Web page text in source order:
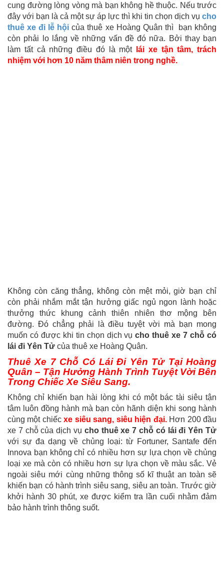
cung đường lòng vòng mà bạn không hề thuộc. Nếu trước
đây với bạn là cả một sự áp lực thì khi tin chọn dịch vụ cho
thuê xe đi lễ hội của thuê xe Hoàng Quân thì bạn không
còn phải lo lắng về những vấn đề đó nữa. Bởi thay bạn
làm tất cả những điều đó là một
lái xe tận tâm, trách
nhiệm với hơn 10 năm thâm niên trong nghề.
Không còn căng thẳng, không còn mệt mỏi, giờ bạn chỉ
còn phải nhắm mắt tận hưởng giấc ngủ ngon lành hoặc
thưởng thức khung cảnh thiên nhiên thơ mộng bên
đường. Đó chẳng phải là điều tuyệt vời mà bạn mong
muốn có được khi tin chọn dịch vụcho thuê xe 7 chỗ có
lái đi Yên Tử của thuê xe Hoàng Quân.
Thuê Xe 7 Chỗ Có Lái Đi Yên Tử Tại Hoàng
Quân – Tận Hưởng Hành Trình Tuyệt Vời Bên
Trong Chiếc Xe Siêu Sang.
Không chỉ khiến bạn hài lòng khi có một bác tài siêu tận
tâm luôn đồng hành mà bạn còn hãnh diện khi song hành
cùng một chiếcxe siêu sang, siêu hiện đại.Hơn 200 đầu
xe 7 chỗ của dịch vụ cho thuê xe 7 chỗ có lái đi Yên Tử
với sự đa dạng về chủng loại: từ Fortuner, Santafe đến
Innova bạn không chỉ có nhiều hơn sự lựa chọn về chủng
loại xe mà còn có nhiều hơn sự lựa chọn về màu sắc. Vẻ
ngoài siêu mới cùng những thông số kĩ thuật an toàn sẽ
khiến bạn có hành trình siêu sang, siêu an toàn. Trước giờ
khởi hành 30 phút, xe được kiểm tra lần cuối nhằm đảm
bảo hành trình thông suốt.